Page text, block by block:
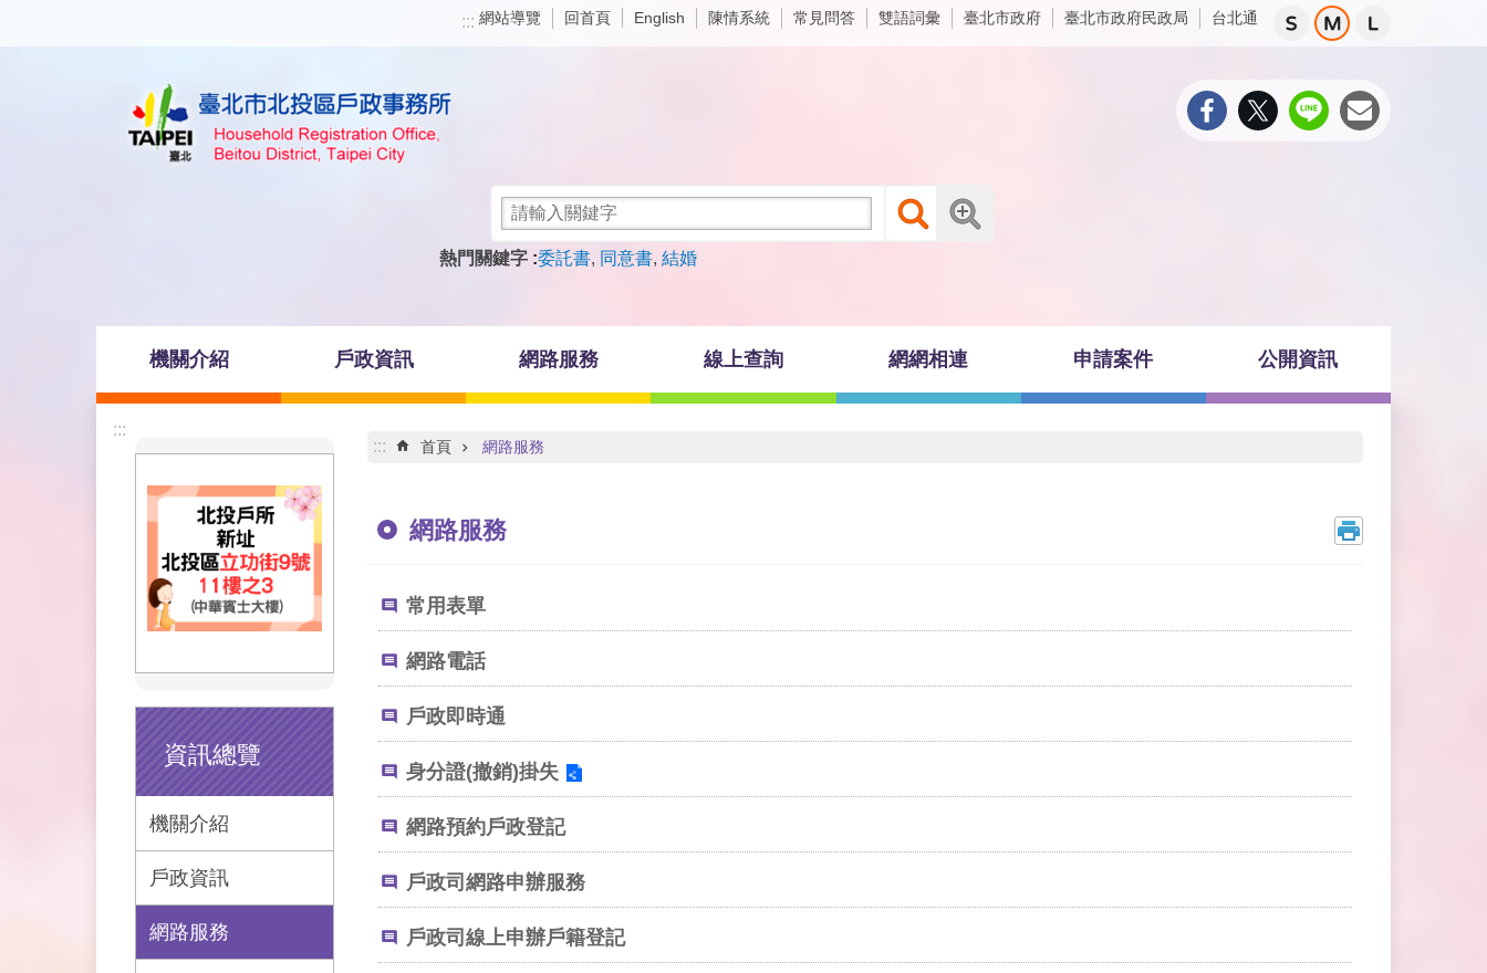
::: 網站導覽 回首頁 English 陳情系統 常見問答 雙語詞彙 臺北市政府 臺北市政府民政局 台北通
熱門關鍵字 委託書 同意書 結婚
機關介紹 戶政資訊 網路服務 線上查詢 網網相連 申請案件 公開資訊
:::
資訊總覽
機關介紹
戶政資訊
網路服務
::: 首頁 網路服務
網路服務
常用表單
網路電話
戶政即時通
身分證(撤銷)掛失
網路預約戶政登記
戶政司網路申辦服務
戶政司線上申辦戶籍登記